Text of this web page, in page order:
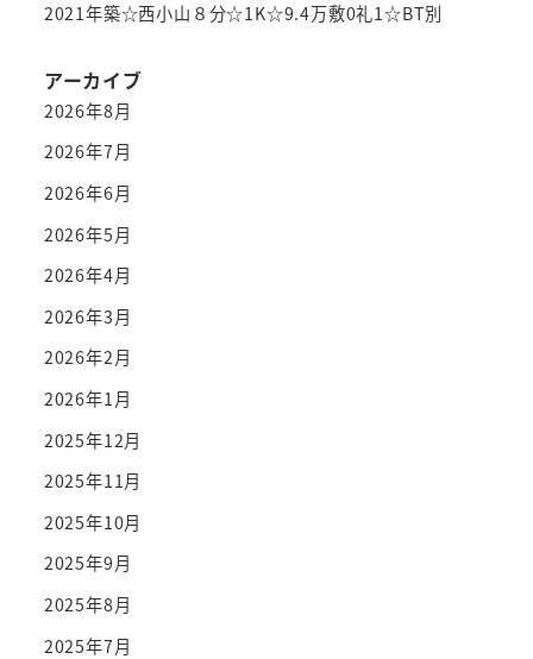
2021年築☆西小山８分☆1K☆9.4万敷0礼1☆BT別
アーカイブ
2026年8月
2026年7月
2026年6月
2026年5月
2026年4月
2026年3月
2026年2月
2026年1月
2025年12月
2025年11月
2025年10月
2025年9月
2025年8月
2025年7月